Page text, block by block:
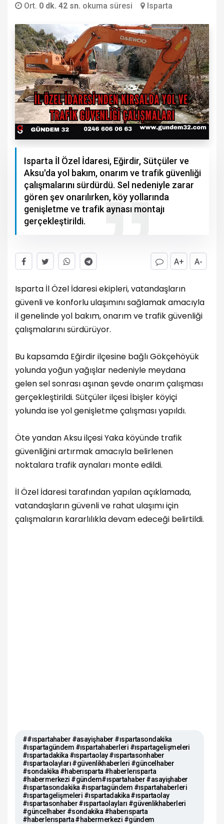
Ort. 0 dk. 42 sn. okuma süresi Isparta
Isparta İl Özel İdaresi, Eğirdir, Sütçüler ve
Aksu'da yol bakım, onarım ve trafik güvenliği
çalışmalarını sürdürdü. Sel nedeniyle zarar
gören şev onarılırken, köy yollarında
genişletme ve trafik aynası montajı
gerçekleştirildi.
A+ A-
Isparta İl Özel İdaresi ekipleri, vatandaşların
güvenli ve konforlu ulaşımını sağlamak amacıyla
il genelinde yol bakım, onarım ve trafik güvenliği
çalışmalarını sürdürüyor.
Bu kapsamda Eğirdir ilçesine bağlı Gökçehöyük
yolunda yoğun yağışlar nedeniyle meydana
gelen sel sonrası aşınan şevde onarım çalışması
gerçekleştirildi. Sütçüler ilçesi İbişler köyiçi
yolunda ise yol genişletme çalışması yapıldı.
Öte yandan Aksu ilçesi Yaka köyünde trafik
güvenliğini artırmak amacıyla belirlenen
noktalara trafik aynaları monte edildi.
İl Özel İdaresi tarafından yapılan açıklamada,
vatandaşların güvenli ve rahat ulaşımı için
çalışmaların kararlılıkla devam edeceği belirtildi.
##ıspartahaber #asayişhaber #ıspartasondakika
#ıspartagündem #ıspartahaberleri #ıspartagelişmeleri
#ıspartadakika #ıspartaolay #ıspartasonhaber
#ıspartaolayları #güvenlikhaberleri #güncelhaber
#sondakika #haberısparta #haberlerısparta
#habermerkezi #gündem#ıspartahaber #asayişhaber
#ıspartasondakika #ıspartagündem #ıspartahaberleri
#ıspartagelişmeleri #ıspartadakika #ıspartaolay
#ıspartasonhaber #ıspartaolayları #güvenlikhaberleri
#güncelhaber #sondakika #haberısparta
#haberlerısparta #habermerkezi #gündem